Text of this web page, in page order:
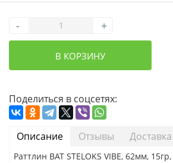
- +
В КОРЗИНУ
Поделиться в соцсетях:
Описание Отзывы
Раттлин BAT STELOKS VIBE, 62мм,